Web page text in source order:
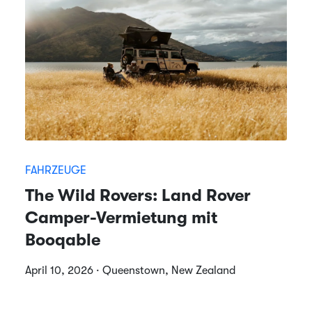
FAHRZEUGE
The Wild Rovers: Land Rover
Camper-Vermietung mit
Booqable
April 10, 2026 · Queenstown, New Zealand